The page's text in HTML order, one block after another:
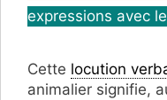
expressions avec
Cette locution
animalier signifie,